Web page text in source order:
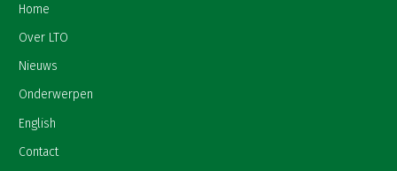
Home
Over LTO
Nieuws
Onderwerpen
English
Contact